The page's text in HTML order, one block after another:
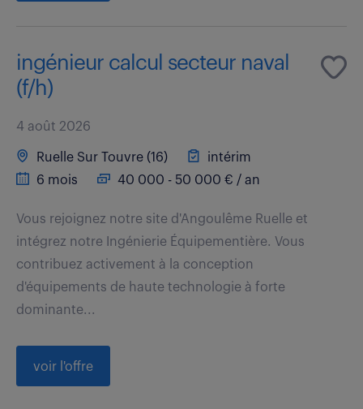
ingénieur calcul secteur naval
(f/h)
4 août 2026
Ruelle Sur Touvre (16)
intérim
6 mois
40 000 - 50 000 € / an
Vous rejoignez notre site d'Angoulême Ruelle et
intégrez notre Ingénierie Équipementière. Vous
contribuez activement à la conception
d'équipements de haute technologie à forte
dominante...
voir l'offre